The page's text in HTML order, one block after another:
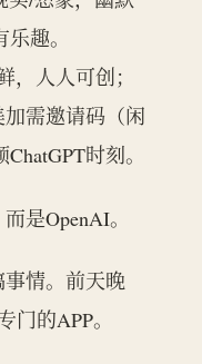
趣。
人人可创；
需邀请码（闲
时刻。
是OpenAI。
情。前天晚
门的APP。